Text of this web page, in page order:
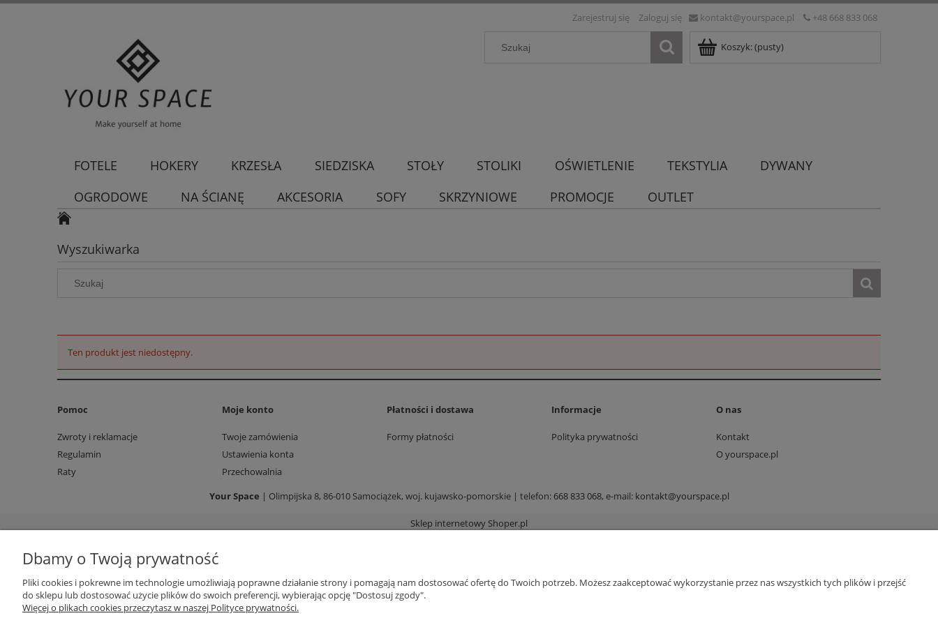
kontakt@yourspace.pl +48 668 833 068
Zarejestruj się Zaloguj się
Koszyk:(pusty)
FOTELE HOKERY KRZESŁA SIEDZISKA STOŁY STOLIKI OŚWIETLENIE TEKSTYLIA
DYWANY
OGRODOWE
NA ŚCIANĘ AKCESORIA SOFY SKRZYNIOWE PROMOCJE OUTLET
Wyszukiwarka
Ten produkt jest niedostępny.
Pomoc
Zwroty i reklamacje
Regulamin
Raty
Moje konto
Twoje zamówienia
Ustawienia konta
Przechowalnia
Płatności i dostawa
Formy płatności
Informacje
Polityka prywatności
O nas
Kontakt
O yourspace.pl
Your Space | Olimpijska 8, 86-010 Samociążek, woj. kujawsko-pomorskie | telefon: 668 833 068, e-mail: kontakt@yourspace.pl
Sklep internetowy Shoper.pl
Dbamy o Twoją prywatność
Pliki cookies i pokrewne im technologie umożliwiają poprawne działanie strony i pomagają nam dostosować ofertę do Twoich potrzeb. Możesz zaakceptować wykorzystanie przez nas wszystkich tych plików i przejść
do sklepu lub dostosować użycie plików do swoich preferencji, wybierając opcję "Dostosuj zgody".
Więcej o plikach cookies przeczytasz w naszej Polityce prywatności.